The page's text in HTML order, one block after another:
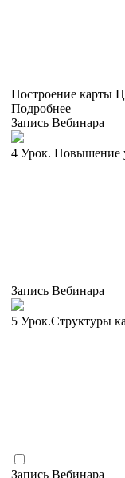
Построение карты
Подробнее
Запись Вебинара
4 Урок. Повышение
Запись Вебинара
5 Урок.Структуры
Запись Вебинара